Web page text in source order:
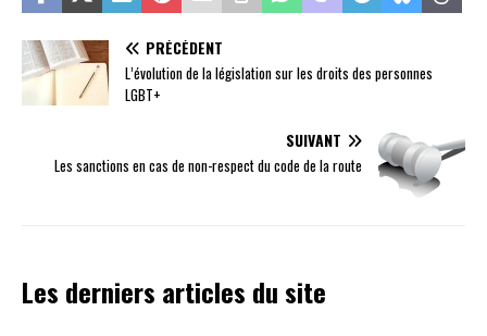
PRÉCÉDENT
L’évolution de la législation sur les droits des personnes
LGBT+
SUIVANT
Les sanctions en cas de non-respect du code de la route
Les derniers articles du site